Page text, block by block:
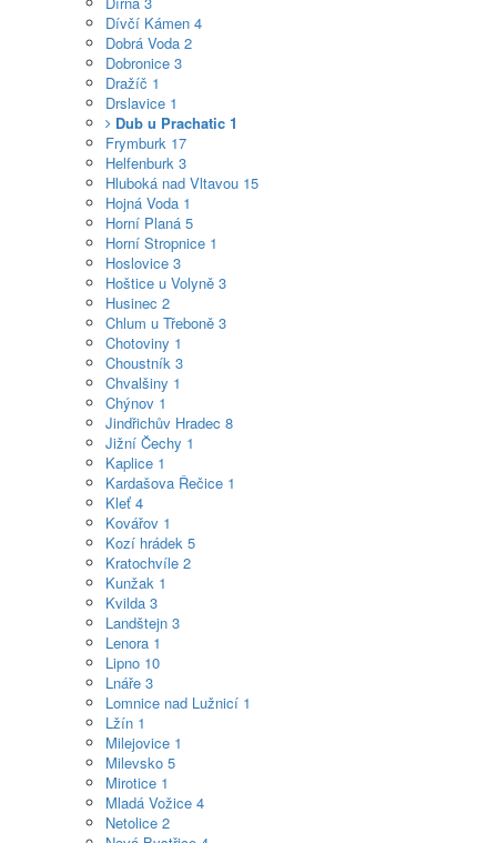
Dívčí Kámen 4
Dobrá Voda 2
Dobronice 3
Dražíč 1
Drslavice 1
Dub u Prachatic 1
Frymburk 17
Helfenburk 3
Hluboká nad Vltavou 15
Hojná Voda 1
Horní Planá 5
Horní Stropnice 1
Hoslovice 3
Hoštice u Volyně 3
Husinec 2
Chlum u Třeboně 3
Chotoviny 1
Choustník 3
Chvalšiny 1
Chýnov 1
Jindřichův Hradec 8
Jižní Čechy 1
Kaplice 1
Kardašova Řečice 1
Kleť 4
Kovářov 1
Kozí hrádek 5
Kratochvíle 2
Kunžak 1
Kvilda 3
Landštejn 3
Lenora 1
Lipno 10
Lnáře 3
Lomnice nad Lužnicí 1
Lžín 1
Milejovice 1
Milevsko 5
Mirotice 1
Mladá Vožice 4
Netolice 2